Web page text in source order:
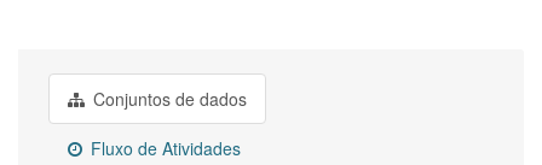
Conjuntos de dados
Fluxo de Atividades